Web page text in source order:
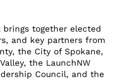
together elected
and key partners from
the City of Spokane,
the LaunchNW
Council, and the